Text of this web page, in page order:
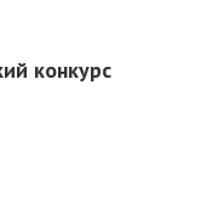
конкурс